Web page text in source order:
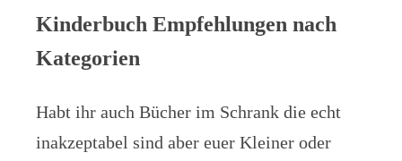
Kinderbuch Empfehlungen nach
Kategorien
Habt ihr auch Bücher im Schrank die echt
inakzeptabel sind aber euer Kleiner oder